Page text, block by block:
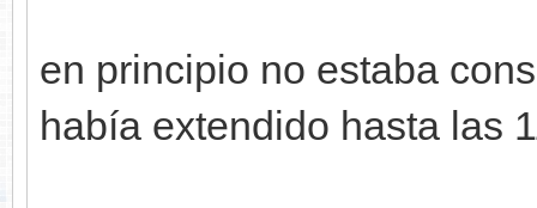
en principio no estaba
había extendido hasta las